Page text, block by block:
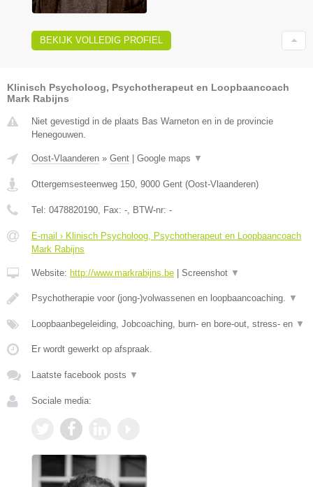
BEKIJK VOLLEDIG PROFIEL
Klinisch Psycholoog, Psychotherapeut en Loopbaancoach
Mark Rabijns
Niet gevestigd in de plaats Bas Warneton en in de provincie
Henegouwen.
Oost-Vlaanderen » Gent Google maps ▼
Ottergemsesteenweg 150, 9000 Gent (Oost-Vlaanderen)
Tel: 0478820190, Fax: -, BTW-nr: -
E-mail › Klinisch Psycholoog, Psychotherapeut en Loopbaancoach
Mark Rabijns
Website: http://www.markrabijns.be Screenshot ▼
Psychotherapie voor (jong-)volwassenen en loopbaancoaching. ▼
Loopbaanbegeleiding, Jobcoaching, burn- en bore-out, stress- en ▼
Er wordt gewerkt op afspraak.
Laatste facebook posts ▼
Sociale media: